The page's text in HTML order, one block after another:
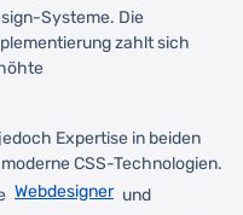
Systeme. Die
zahlt sich
Expertise in beiden
CSS-Technologien.
Webdesigner und